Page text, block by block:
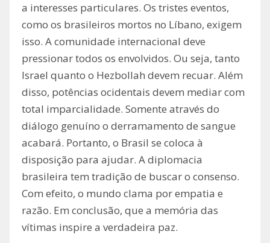
a interesses particulares. Os tristes eventos,
como os brasileiros mortos no Líbano, exigem
isso. A comunidade internacional deve
pressionar todos os envolvidos. Ou seja, tanto
Israel quanto o Hezbollah devem recuar. Além
disso, potências ocidentais devem mediar com
total imparcialidade. Somente através do
diálogo genuíno o derramamento de sangue
acabará. Portanto, o Brasil se coloca à
disposição para ajudar. A diplomacia
brasileira tem tradição de buscar o consenso.
Com efeito, o mundo clama por empatia e
razão. Em conclusão, que a memória das
vítimas inspire a verdadeira paz.